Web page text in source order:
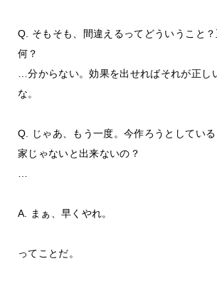
Q. そもそも、間違えるってどういうこと
何？
…分からない。効果を出せればそれが正し
な。
Q. じゃあ、もう一度。今作ろうとしてい
家じゃないと出来ないの？
A. まぁ、早くやれ。
ってことだ。